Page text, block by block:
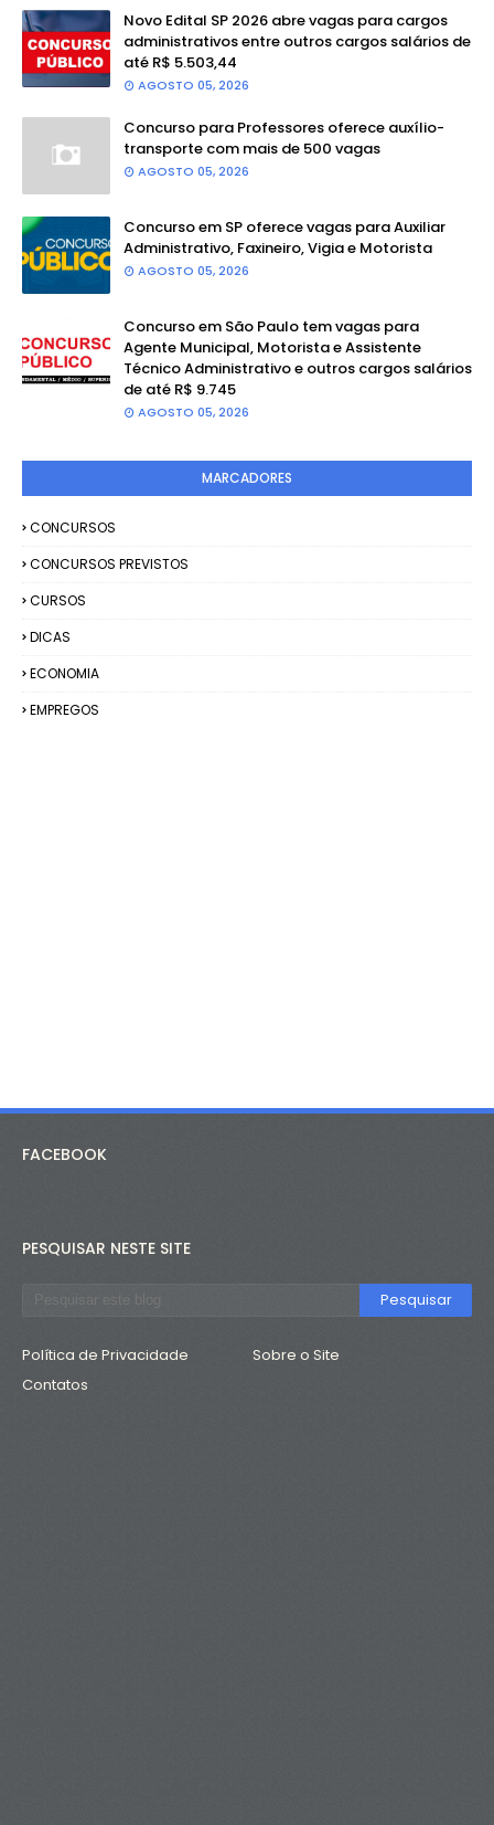
Novo Edital SP 2026 abre vagas para cargos
administrativos entre outros cargos salários de
até R$ 5.503,44
AGOSTO 05, 2026
Concurso para Professores oferece auxílio-
transporte com mais de 500 vagas
AGOSTO 05, 2026
Concurso em SP oferece vagas para Auxiliar
Administrativo, Faxineiro, Vigia e Motorista
AGOSTO 05, 2026
Concurso em São Paulo tem vagas para
Agente Municipal, Motorista e Assistente
Técnico Administrativo e outros cargos salários
de até R$ 9.745
AGOSTO 05, 2026
MARCADORES
CONCURSOS
CONCURSOS PREVISTOS
CURSOS
DICAS
ECONOMIA
EMPREGOS
FACEBOOK
PESQUISAR NESTE SITE
Política de Privacidade
Sobre o Site
Contatos